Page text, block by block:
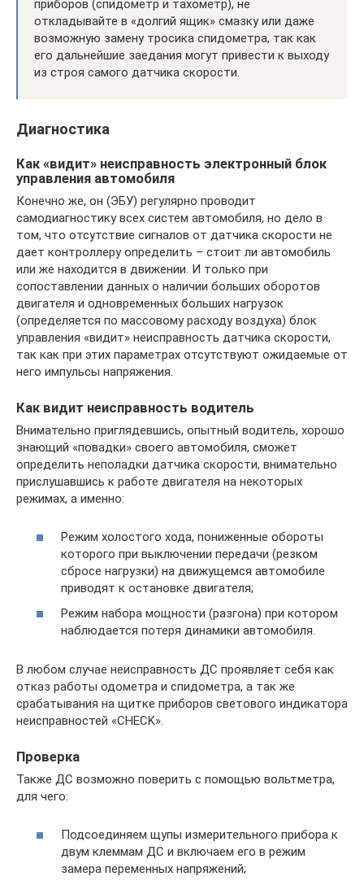
приборов (спидометр и тахометр), не
откладывайте в «долгий ящик» смазку или даже
возможную замену тросика спидометра, так как
его дальнейшие заедания могут привести к выходу
из строя самого датчика скорости.
Диагностика
Как «видит» неисправность электронный блок
управления автомобиля
Конечно же, он (ЭБУ) регулярно проводит
самодиагностику всех систем автомобиля, но дело в
том, что отсутствие сигналов от датчика скорости не
дает контроллеру определить – стоит ли автомобиль
или же находится в движении. И только при
сопоставлении данных о наличии больших оборотов
двигателя и одновременных больших нагрузок
(определяется по массовому расходу воздуха) блок
управления «видит» неисправность датчика скорости,
так как при этих параметрах отсутствуют ожидаемые от
него импульсы напряжения.
Как видит неисправность водитель
Внимательно приглядевшись, опытный водитель, хорошо
знающий «повадки» своего автомобиля, сможет
определить неполадки датчика скорости, внимательно
прислушавшись к работе двигателя на некоторых
режимах, а именно:
Режим холостого хода, пониженные обороты
которого при выключении передачи (резком
сбросе нагрузки) на движущемся автомобиле
приводят к остановке двигателя;
Режим набора мощности (разгона) при котором
наблюдается потеря динамики автомобиля.
В любом случае неисправность ДС проявляет себя как
отказ работы одометра и спидометра, а так же
срабатывания на щитке приборов светового индикатора
неисправностей «CHECK».
Проверка
Также ДС возможно поверить с помощью вольтметра,
для чего:
Подсоединяем щупы измерительного прибора к
двум клеммам ДС и включаем его в режим
замера переменных напряжений;